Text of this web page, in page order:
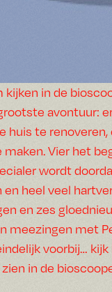
kijken in de
avontuur:
huis te
Vier het
wordt
en heel veel
en zes
meezingen met
voorbij… kijk
in de